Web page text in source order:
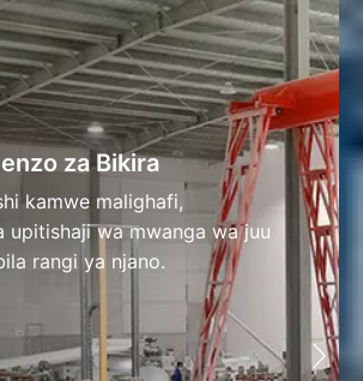
za Bikira
kamwe malighafi,
upitishaji wa mwanga wa juu
rangi ya njano.